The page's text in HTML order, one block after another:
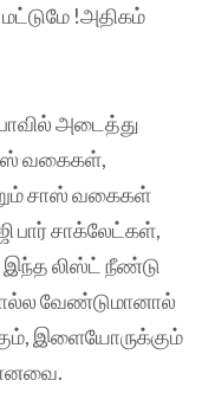
மட்டுமே !அதிகம்
அடைத்து
வகைகள்,
சாஸ் வகைகள்
பார் சாக்லேட்கள்,
இந்த லிஸ்ட் நீண்டு
வேண்டுமானால்
இளையோருக்கும்